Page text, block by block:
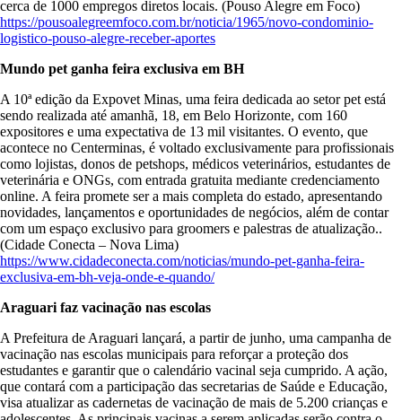
cerca de 1000 empregos diretos locais. (Pouso Alegre em Foco)
https://pousoalegreemfoco.com.br/noticia/1965/novo-condominio-
logistico-pouso-alegre-receber-aportes
Mundo pet ganha feira exclusiva em BH
A 10ª edição da Expovet Minas, uma feira dedicada ao setor pet está
sendo realizada até amanhã, 18, em Belo Horizonte, com 160
expositores e uma expectativa de 13 mil visitantes. O evento, que
acontece no Centerminas, é voltado exclusivamente para profissionais
como lojistas, donos de petshops, médicos veterinários, estudantes de
veterinária e ONGs, com entrada gratuita mediante credenciamento
online. A feira promete ser a mais completa do estado, apresentando
novidades, lançamentos e oportunidades de negócios, além de contar
com um espaço exclusivo para groomers e palestras de atualização..
(Cidade Conecta – Nova Lima)
https://www.cidadeconecta.com/noticias/mundo-pet-ganha-feira-
exclusiva-em-bh-veja-onde-e-quando/
Araguari faz vacinação nas escolas
A Prefeitura de Araguari lançará, a partir de junho, uma campanha de
vacinação nas escolas municipais para reforçar a proteção dos
estudantes e garantir que o calendário vacinal seja cumprido. A ação,
que contará com a participação das secretarias de Saúde e Educação,
visa atualizar as cadernetas de vacinação de mais de 5.200 crianças e